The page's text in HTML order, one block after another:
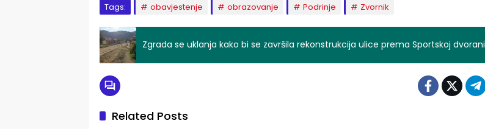
Tags: obavjestenje obrazovanje Podrinje Zvornik
Zgrada se uklanja kako bi se završila rekonstrukcija ulice prema Sportskoj dvorani
Related Posts